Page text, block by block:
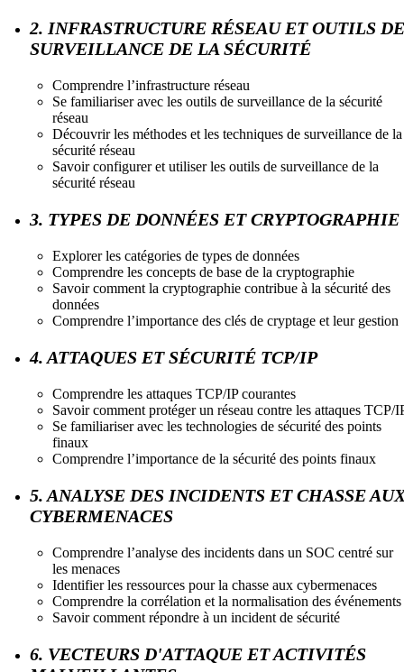
2. INFRASTRUCTURE RÉSEAU ET OUTILS DE
SURVEILLANCE DE LA SÉCURITÉ
Comprendre l’infrastructure réseau
Se familiariser avec les outils de surveillance de la sécurité
réseau
Découvrir les méthodes et les techniques de surveillance de la
sécurité réseau
Savoir configurer et utiliser les outils de surveillance de la
sécurité réseau
3. TYPES DE DONNÉES ET CRYPTOGRAPHIE
Explorer les catégories de types de données
Comprendre les concepts de base de la cryptographie
Savoir comment la cryptographie contribue à la sécurité des
données
Comprendre l’importance des clés de cryptage et leur gestion
4. ATTAQUES ET SÉCURITÉ TCP/IP
Comprendre les attaques TCP/IP courantes
Savoir comment protéger un réseau contre les attaques TCP/
Se familiariser avec les technologies de sécurité des points
finaux
Comprendre l’importance de la sécurité des points finaux
5. ANALYSE DES INCIDENTS ET CHASSE
CYBERMENACES
Comprendre l’analyse des incidents dans un SOC centré sur
les menaces
Identifier les ressources pour la chasse aux cybermenaces
Comprendre la corrélation et la normalisation des événements
Savoir comment répondre à un incident de sécurité
6. VECTEURS D'ATTAQUE ET ACTIVITÉS